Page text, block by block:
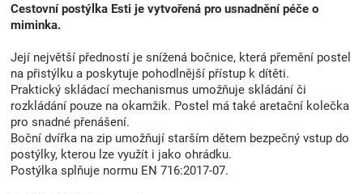
Cestovní postýlka Esti je vytvořená pro usnadnění péče o
miminka.
Její největší předností je snížená bočnice, která přemění postel
na přistýlku a poskytuje pohodlnější přístup k dítěti.
Praktický skládací mechanismus umožňuje skládání či
rozkládání pouze na okamžik. Postel má také aretační kolečka
pro snadné přenášení.
Boční dvířka na zip umožňují starším dětem bezpečný vstup do
postýlky, kterou lze využít i jako ohrádku.
Postýlka splňuje normu EN 716:2017-07.